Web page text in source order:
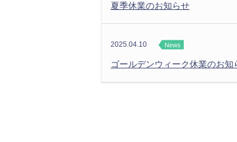
夏季休業のお知らせ
2025.04.10 News
ゴールデンウィーク休業のお知